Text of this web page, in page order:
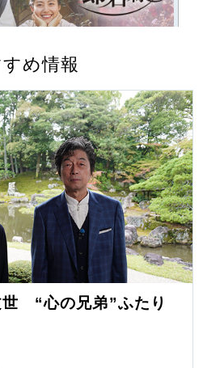
め情報
“心の兄弟”ふたり